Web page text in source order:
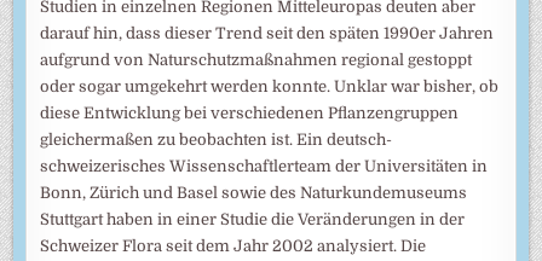
Studien in einzelnen Regionen Mitteleuropas deuten aber
darauf hin, dass dieser Trend seit den späten 1990er Jahren
aufgrund von Naturschutzmaßnahmen regional gestoppt
oder sogar umgekehrt werden konnte. Unklar war bisher, ob
diese Entwicklung bei verschiedenen Pflanzengruppen
gleichermaßen zu beobachten ist. Ein deutsch-
schweizerisches Wissenschaftlerteam der Universitäten in
Bonn, Zürich und Basel sowie des Naturkundemuseums
Stuttgart haben in einer Studie die Veränderungen in der
Schweizer Flora seit dem Jahr 2002 analysiert. Die